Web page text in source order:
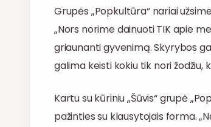
Grupės „Popkultūra“ nariai
„Nors norime dainuoti TIK apie
griaunanti gyvenimą. Skyrybos
galima keisti kokiu tik nori žodžiu,
Kartu su kūriniu „Šūvis“ grupė
pažinties su klausytojais forma.